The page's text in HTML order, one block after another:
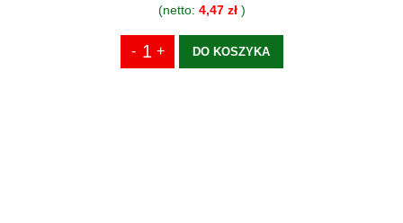
(netto: 4,47 zł)
DO KOSZYKA